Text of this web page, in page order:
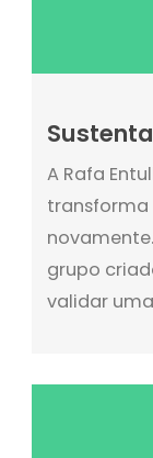
A Rafa
transforma
grupo
validar